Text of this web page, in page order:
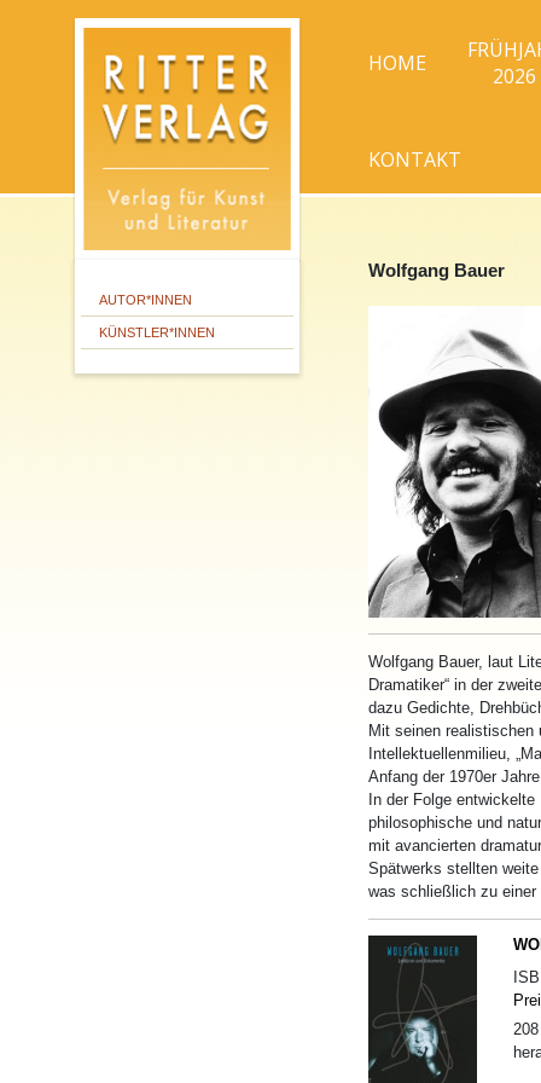
HOME
2026
KONTAKT
AUTOR*INNEN
KÜNSTLER*INNEN
Wolfgang Bauer
Wolfgang Bauer, laut
Dramatiker“ in der
dazu Gedichte,
Mit seinen
Intellektuellenmilieu,
Anfang der 1970er
In der Folge
philosophische und
mit avancierten
Spätwerks stellten
was schließlich zu einer